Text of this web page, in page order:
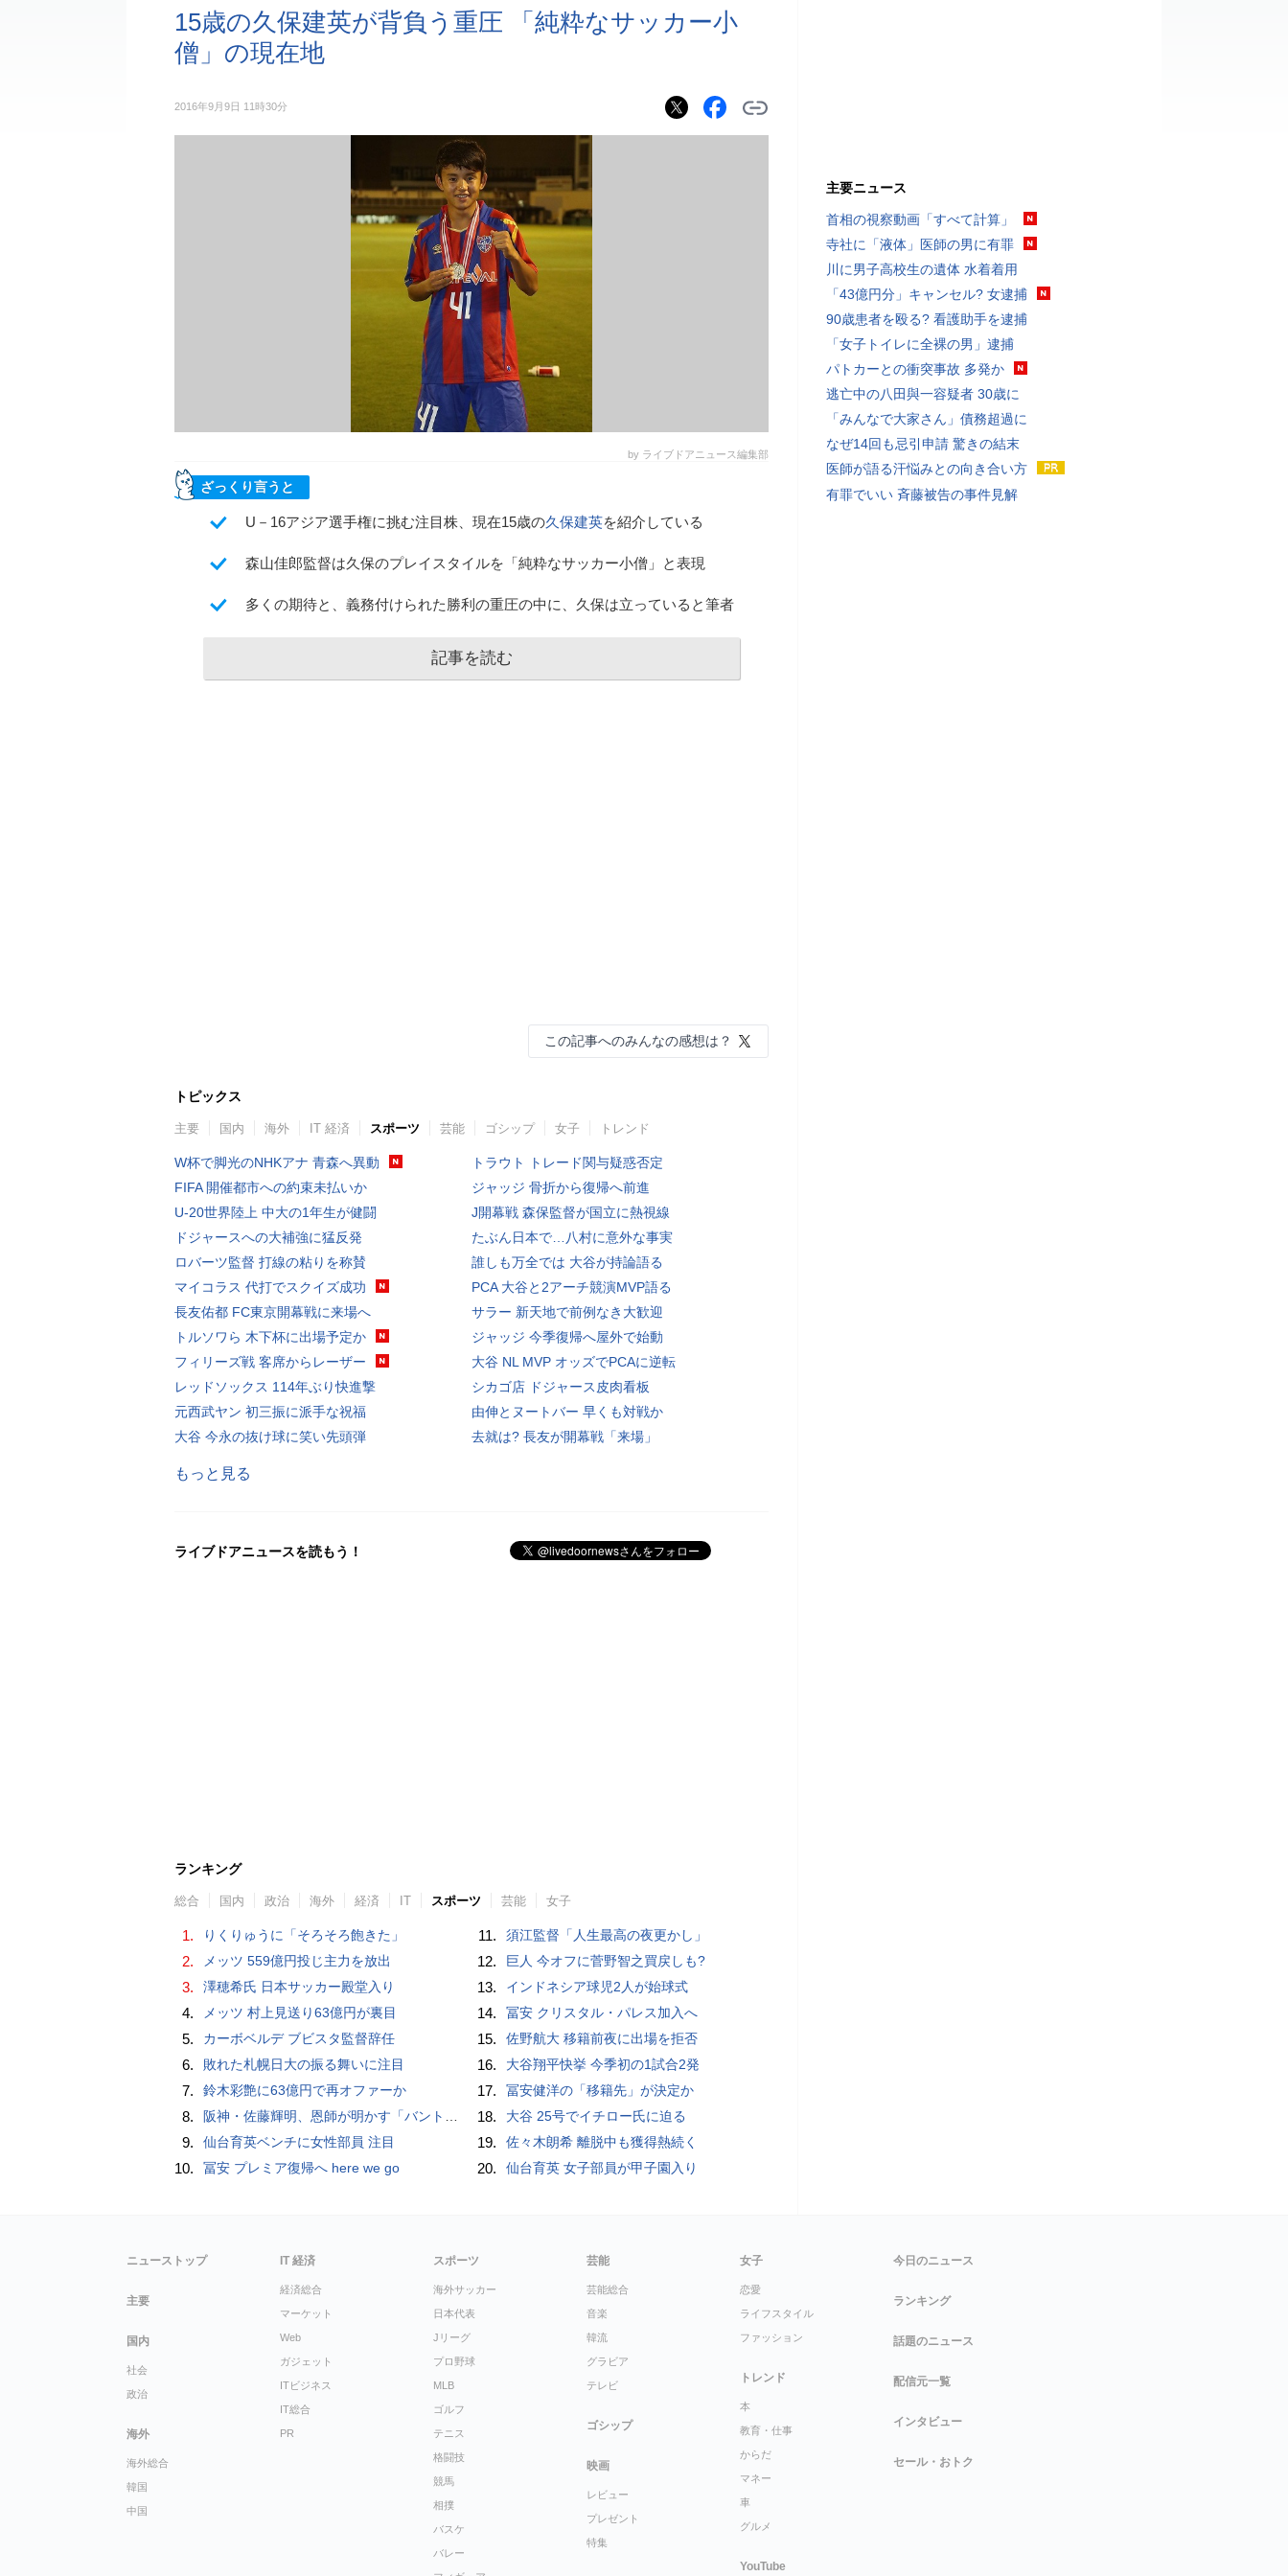
15歳の久保建英が背負う重圧 「純粋なサッカー小
僧」の現在地
2016年9月9日 11時30分
by ライブドアニュース編集部
ざっくり言うと
U－16アジア選手権に挑む注目株、現在15歳の久保建英を紹介している
森山佳郎監督は久保のプレイスタイルを「純粋なサッカー小僧」と表現
多くの期待と、義務付けられた勝利の重圧の中に、久保は立っていると筆者
記事を読む
この記事へのみんなの感想は？
トピックス
主要 国内 海外 IT 経済 スポーツ 芸能 ゴシップ 女子 トレンド
W杯で脚光のNHKアナ 青森へ異動
FIFA 開催都市への約束未払いか
U-20世界陸上 中大の1年生が健闘
ドジャースへの大補強に猛反発
ロバーツ監督 打線の粘りを称賛
マイコラス 代打でスクイズ成功
長友佑都 FC東京開幕戦に来場へ
トルソワら 木下杯に出場予定か
フィリーズ戦 客席からレーザー
レッドソックス 114年ぶり快進撃
元西武ヤン 初三振に派手な祝福
大谷 今永の抜け球に笑い先頭弾
トラウト トレード関与疑惑否定
ジャッジ 骨折から復帰へ前進
J開幕戦 森保監督が国立に熱視線
たぶん日本で…八村に意外な事実
誰しも万全では 大谷が持論語る
PCA 大谷と2アーチ競演MVP語る
サラー 新天地で前例なき大歓迎
ジャッジ 今季復帰へ屋外で始動
大谷 NL MVP オッズでPCAに逆転
シカゴ店 ドジャース皮肉看板
由伸とヌートバー 早くも対戦か
去就は? 長友が開幕戦「来場」
もっと見る
ライブドアニュースを読もう！
ランキング
総合 国内 政治 海外 経済 IT スポーツ 芸能 女子
1. りくりゅうに「そろそろ飽きた」
2. メッツ 559億円投じ主力を放出
3. 澤穂希氏 日本サッカー殿堂入り
4. メッツ 村上見送り63億円が裏目
5. カーボベルデ ブビスタ監督辞任
6. 敗れた札幌日大の振る舞いに注目
7. 鈴木彩艶に63億円で再オファーか
8. 阪神・佐藤輝明、恩師が明かす「バント拒否でホームラン」の“やんちゃ坊主”時代
9. 仙台育英ベンチに女性部員 注目
10. 冨安 プレミア復帰へ here we go
11. 須江監督「人生最高の夜更かし」
12. 巨人 今オフに菅野智之買戻しも?
13. インドネシア球児2人が始球式
14. 冨安 クリスタル・パレス加入へ
15. 佐野航大 移籍前夜に出場を拒否
16. 大谷翔平快挙 今季初の1試合2発
17. 冨安健洋の「移籍先」が決定か
18. 大谷 25号でイチロー氏に迫る
19. 佐々木朗希 離脱中も獲得熱続く
20. 仙台育英 女子部員が甲子園入り
主要ニュース
首相の視察動画「すべて計算」
寺社に「液体」医師の男に有罪
川に男子高校生の遺体 水着着用
「43億円分」キャンセル? 女逮捕
90歳患者を殴る? 看護助手を逮捕
「女子トイレに全裸の男」逮捕
パトカーとの衝突事故 多発か
逃亡中の八田與一容疑者 30歳に
「みんなで大家さん」債務超過に
なぜ14回も忌引申請 驚きの結末
医師が語る汗悩みとの向き合い方
有罪でいい 斉藤被告の事件見解
ニューストップ
主要
国内
社会
政治
海外
海外総合
韓国
中国
IT 経済
経済総合
マーケット
Web
ガジェット
ITビジネス
IT総合
PR
スポーツ
海外サッカー
日本代表
Jリーグ
プロ野球
MLB
ゴルフ
テニス
格闘技
競馬
相撲
バスケ
バレー
芸能
芸能総合
音楽
韓流
グラビア
テレビ
ゴシップ
映画
レビュー
プレゼント
特集
女子
恋愛
ライフスタイル
ファッション
トレンド
本
教育・仕事
からだ
マネー
車
グルメ
YouTube
今日のニュース
ランキング
話題のニュース
配信元一覧
インタビュー
セール・おトク